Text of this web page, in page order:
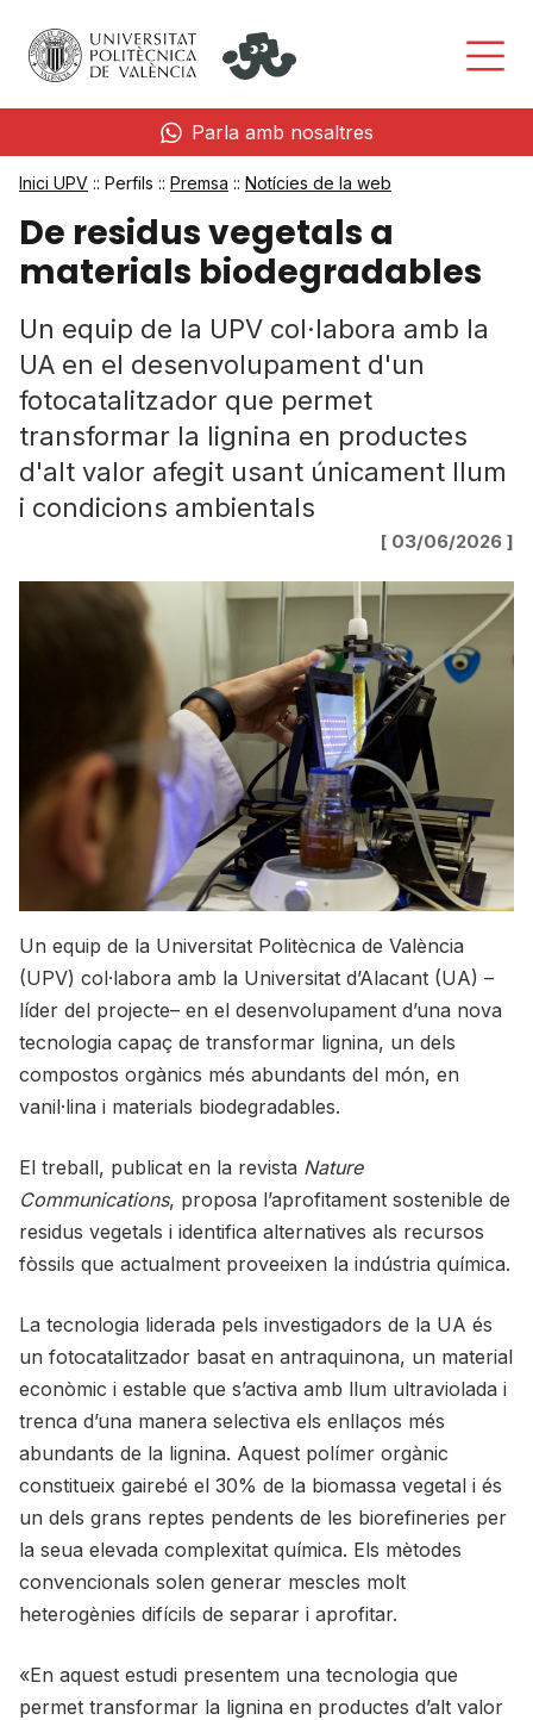
Parla amb nosaltres
Inici UPV :: Perfils :: Premsa :: Notícies de la web
De residus vegetals a
materials biodegradables
Un equip de la UPV col·labora amb la
UA en el desenvolupament d'un
fotocatalitzador que permet
transformar la lignina en productes
d'alt valor afegit usant únicament llum
i condicions ambientals
[ 03/06/2026 ]
Un equip de la Universitat Politècnica de València
(UPV) col·labora amb la Universitat d’Alacant (UA) –
líder del projecte– en el desenvolupament d’una nova
tecnologia capaç de transformar lignina, un dels
compostos orgànics més abundants del món, en
vanil·lina i materials biodegradables.
El treball, publicat en la revista Nature
Communications, proposa l’aprofitament sostenible de
residus vegetals i identifica alternatives als recursos
fòssils que actualment proveeixen la indústria química.
La tecnologia liderada pels investigadors de la UA és
un fotocatalitzador basat en antraquinona, un material
econòmic i estable que s’activa amb llum ultraviolada i
trenca d’una manera selectiva els enllaços més
abundants de la lignina. Aquest polímer orgànic
constitueix gairebé el 30% de la biomassa vegetal i és
un dels grans reptes pendents de les biorefineries per
la seua elevada complexitat química. Els mètodes
convencionals solen generar mescles molt
heterogènies difícils de separar i aprofitar.
«En aquest estudi presentem una tecnologia que
permet transformar la lignina en productes d’alt valor